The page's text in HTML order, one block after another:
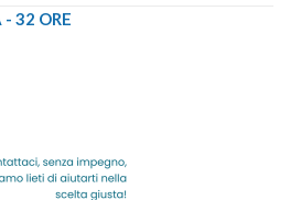
€199.00
PREZZO
- 32 ORE